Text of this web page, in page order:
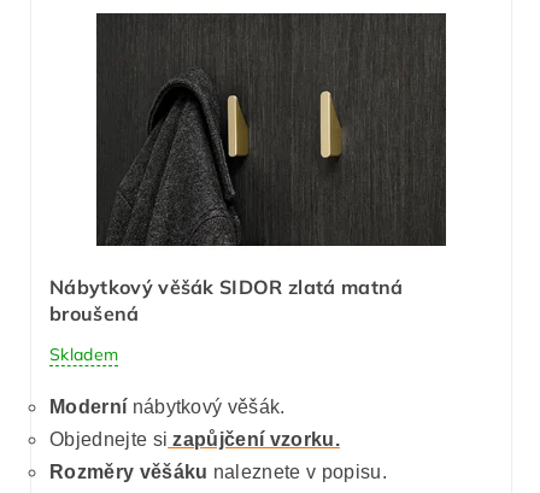
Nábytkový věšák SIDOR zlatá matná
broušená
Skladem
Moderní nábytkový věšák.
Objednejte si zapůjčení vzorku.
Rozměry věšáku naleznete v popisu.